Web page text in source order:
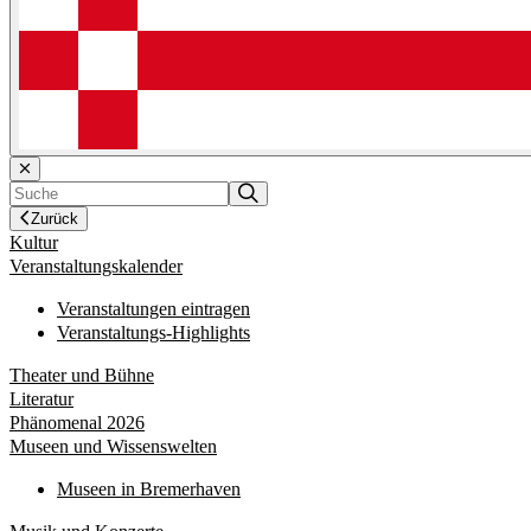
Zurück
Kultur
Veranstaltungskalender
Veranstaltungen eintragen
Veranstaltungs-Highlights
Theater und Bühne
Literatur
Phänomenal 2026
Museen und Wissenswelten
Museen in Bremerhaven